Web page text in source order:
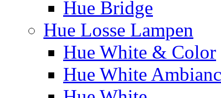
Hue Bridge
Hue Losse Lampen
Hue White & Color
Hue White